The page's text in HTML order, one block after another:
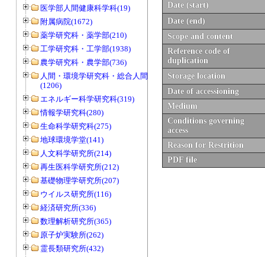
医学部人間健康科学科(19)
附属病院(1672)
薬学研究科・薬学部(210)
工学研究科・工学部(1938)
農学研究科・農学部(736)
人間・環境学研究科・総合人間学部
(1206)
エネルギー科学研究科(319)
情報学研究科(280)
生命科学研究科(275)
地球環境学堂(141)
人文科学研究所(214)
再生医科学研究所(212)
基礎物理学研究所(207)
ウイルス研究所(116)
経済研究所(336)
数理解析研究所(365)
原子炉実験所(262)
霊長類研究所(432)
Date (start)
Date (end)
Scope and content
Reference code of
duplication
Storage location
Date of accessioning
Medium
Conditions governing
access
Reason for Restrition
PDF file